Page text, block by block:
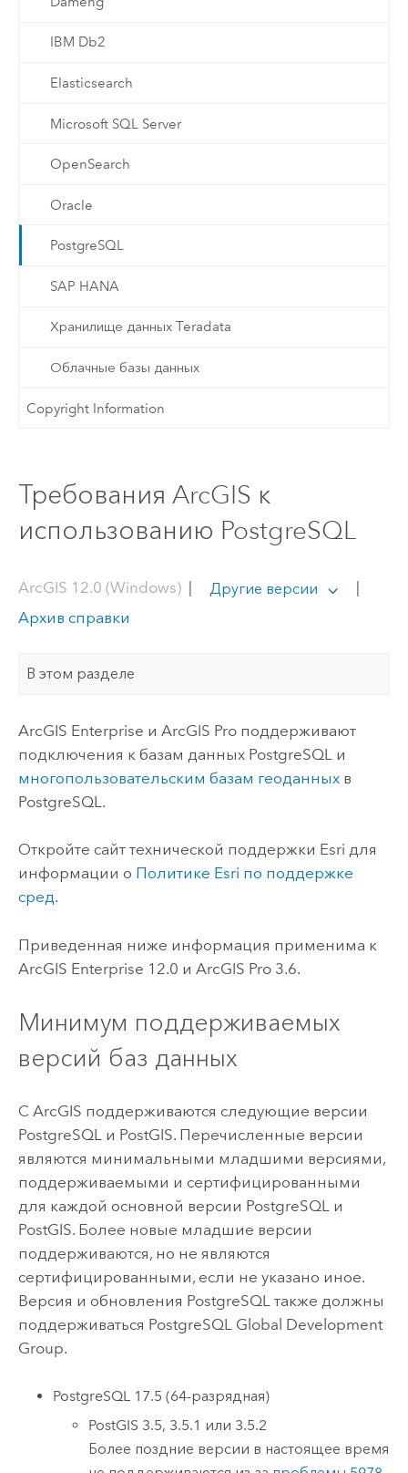
IBM Db2
Elasticsearch
Microsoft SQL Server
OpenSearch
Oracle
PostgreSQL
SAP HANA
Хранилище данных Teradata
Облачные базы данных
Copyright Information
Требования ArcGIS к
использованию PostgreSQL
ArcGIS 12.0 (Windows)| Другие версии
Архив справки
В этом разделе
ArcGIS Enterprise и ArcGIS Proподдерживают
подключения к базам данных PostgreSQLи
многопользовательским базам геоданныхв
PostgreSQL.
Откройте сайт технической поддержки Esri для
информации о Политике Esri по поддержке
сред.
Приведенная ниже информация применима к
ArcGIS Enterprise 12.0 и ArcGIS Pro 3.6.
Минимум поддерживаемых
версий баз данных
С ArcGIS поддерживаются следующие версии
PostgreSQLи PostGIS. Перечисленные версии
являются минимальными младшими версиями,
поддерживаемыми и сертифицированными
для каждой основной версии PostgreSQLи
PostGIS. Более новые младшие версии
поддерживаются, но не являются
сертифицированными, если не указано иное.
Версия и обновления PostgreSQLтакже должны
поддерживаться PostgreSQLGlobal Development
Group.
PostgreSQL 17.5 (64-разрядная)
PostGIS 3.5, 3.5.1 или 3.5.2
Более поздние версии в настоящее время